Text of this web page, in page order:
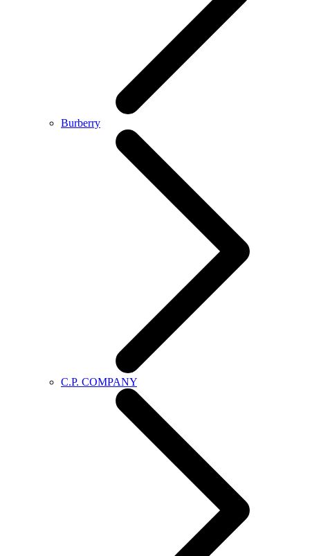
Burberry
C.P. COMPANY